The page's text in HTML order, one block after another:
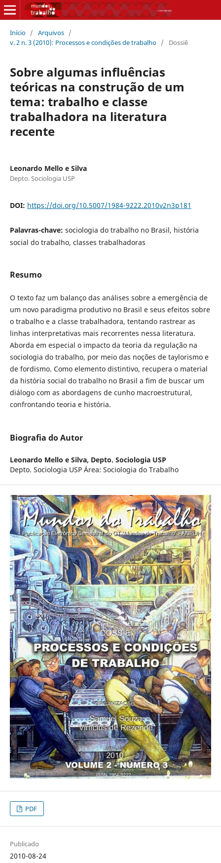
Início / Arquivos /
v. 2 n. 3 (2010): Processos e condições de trabalho / Dossiê
Sobre algumas influências
teóricas na construção de um
tema: trabalho e classe
trabalhadora na literatura
recente
Leonardo Mello e Silva
Depto. Sociologia USP
DOI: https://doi.org/10.5007/1984-9222.2010v2n3p181
Palavras-chave: sociologia do trabalho no Brasil, história
social do trabalho, classes trabalhadoras
Resumo
O texto faz um balanço das análises sobre a emergência de
um novo paradigma produtivo no Brasil e seus efeitos sobre
o trabalho e a classe trabalhadora, tentando rastrear as
linhas interpretativas mais recorrentes nessa literatura.
Aborda em especial o impacto da teoria da regulação na
sociologia do trabalho, por meio das noções de taylorismo e
de fordismo. Como elemento distintivo, recupera o material
da história social do trabalho no Brasil a fim de buscar um
diálogo com as abordagens de cunho macroestrutural,
confrontando teoria e história.
Biografia do Autor
Leonardo Mello e Silva, Depto. Sociologia USP
Depto. Sociologia USP Área: Sociologia do Trabalho
PDF
Publicado
2010-08-24